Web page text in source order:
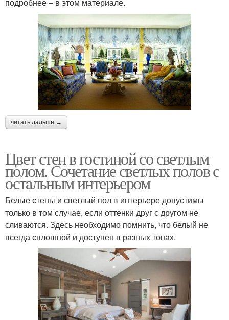
подробнее – в этом материале.
читать дальше →
Цвет стен в гостиной со светлым
полом. Сочетание светлых полов с
остальным интерьером
Белые стены и светлый пол в интерьере допустимы
только в том случае, если оттенки друг с другом не
сливаются. Здесь необходимо помнить, что белый не
всегда сплошной и доступен в разных тонах.